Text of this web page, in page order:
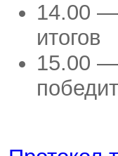
14.00 —
итогов
15.00 —